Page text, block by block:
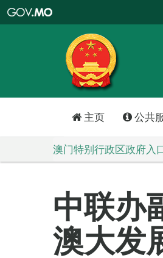
特
政
区
政
口
主页 公共
澳门特别行政区政府入
中联办
澳大发